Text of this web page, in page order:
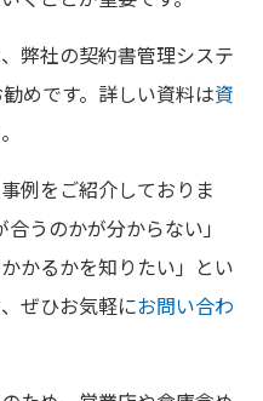
弊社の契約書管理システ
めです。詳しい資料は資
例をご紹介しておりま
うのかが分からない」
かるかを知りたい」とい
ぜひお気軽にお問い合わ